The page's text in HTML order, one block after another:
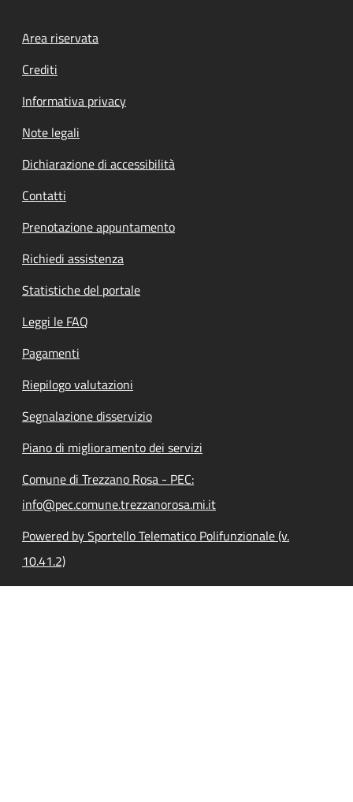
Footer menu
Area riservata
Crediti
Informativa privacy
Note legali
Dichiarazione di accessibilità
Contatti
Prenotazione appuntamento
Richiedi assistenza
Statistiche del portale
Leggi le FAQ
Pagamenti
Riepilogo valutazioni
Segnalazione disservizio
Piano di miglioramento dei servizi
Comune di Trezzano Rosa - PEC:
info@pec.comune.trezzanorosa.mi.it
Powered by Sportello Telematico Polifunzionale (v.
10.41.2)